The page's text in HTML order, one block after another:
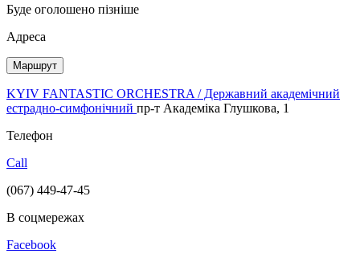
Буде оголошено пізніше
Адреса
Маршрут
KYIV FANTASTIC ORCHESTRA / Державний академічний
естрадно-симфонічний пр-т Академіка Глушкова, 1
Телефон
Call
(067) 449-47-45
В соцмережах
Facebook